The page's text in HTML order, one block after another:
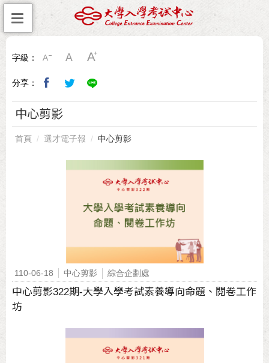
字級：
分享：
中心剪影
首頁 選才電子報 中心剪影
110-06-18 中心剪影 綜合企劃處
中心剪影322期-大學入學考試素養導向命題、閱卷工作
坊